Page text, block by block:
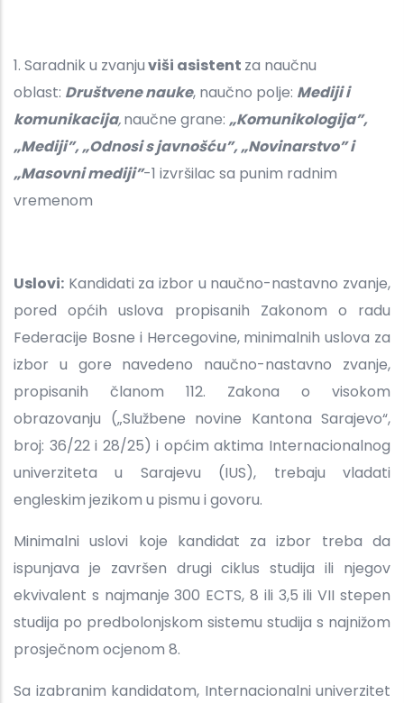
1. Saradnik u zvanjuviši asistent za naučnu
oblast: Društvene nauke, naučno polje: Mediji i
komunikacija,naučne grane: „Komunikologija”,
„Mediji”, „Odnosi s javnošću”, „Novinarstvo” i
„Masovni mediji”-1 izvršilac sa punim radnim
vremenom
Uslovi: Kandidati za izbor u naučno-nastavno zvanje,
pored općih uslova propisanih Zakonom o radu
Federacije Bosne i Hercegovine, minimalnih uslova za
izbor u gore navedeno naučno-nastavno zvanje,
propisanih članom 112. Zakona o visokom
obrazovanju („Službene novine Kantona Sarajevo“,
broj: 36/22 i 28/25) i općim aktima Internacionalnog
univerziteta u Sarajevu (IUS), trebaju vladati
engleskim jezikom u pismu i govoru.
Minimalni uslovi koje kandidat za izbor treba da
ispunjava je završen drugi ciklus studija ili njegov
ekvivalent s najmanje 300 ECTS, 8 ili 3,5 ili VII stepen
studija po predbolonjskom sistemu studija s najnižom
prosječnom ocjenom 8.
Sa izabranim kandidatom, Internacionalni univerzitet